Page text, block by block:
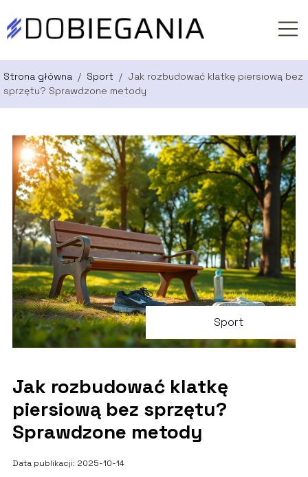
Strona główna / Sport / Jak rozbudować klatkę piersiową bez
sprzętu? Sprawdzone metody
Sport
Jak rozbudować klatkę
piersiową bez sprzętu?
Sprawdzone metody
Data publikacji: 2025-10-14